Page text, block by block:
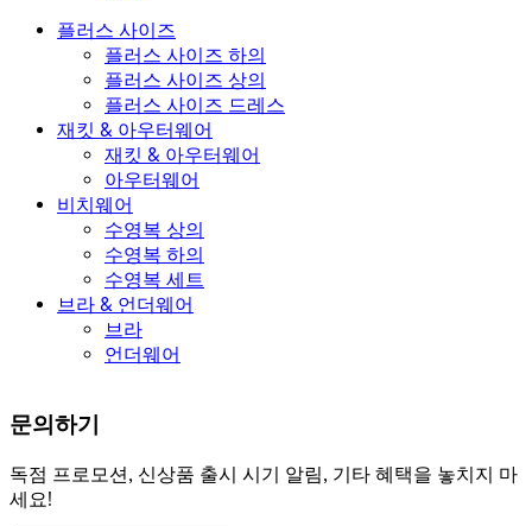
플러스 사이즈
플러스 사이즈 하의
플러스 사이즈 상의
플러스 사이즈 드레스
재킷 & 아우터웨어
재킷 & 아우터웨어
아우터웨어
비치웨어
수영복 상의
수영복 하의
수영복 세트
브라 & 언더웨어
브라
언더웨어
문의하기
독점 프로모션, 신상품 출시 시기 알림, 기타 혜택을 놓치지 마
세요!